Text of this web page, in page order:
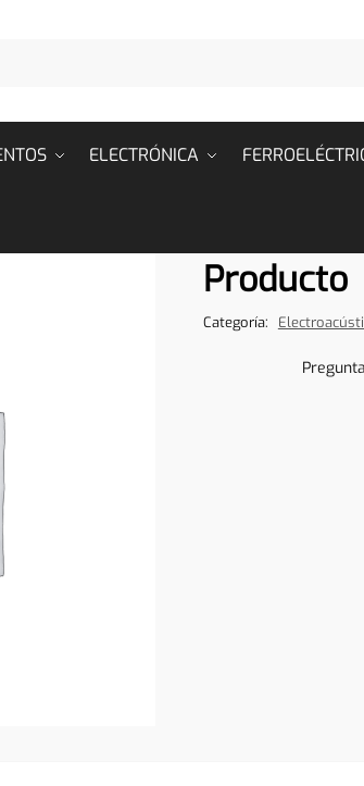
ELECTRÓNICA
Producto
Categoría: